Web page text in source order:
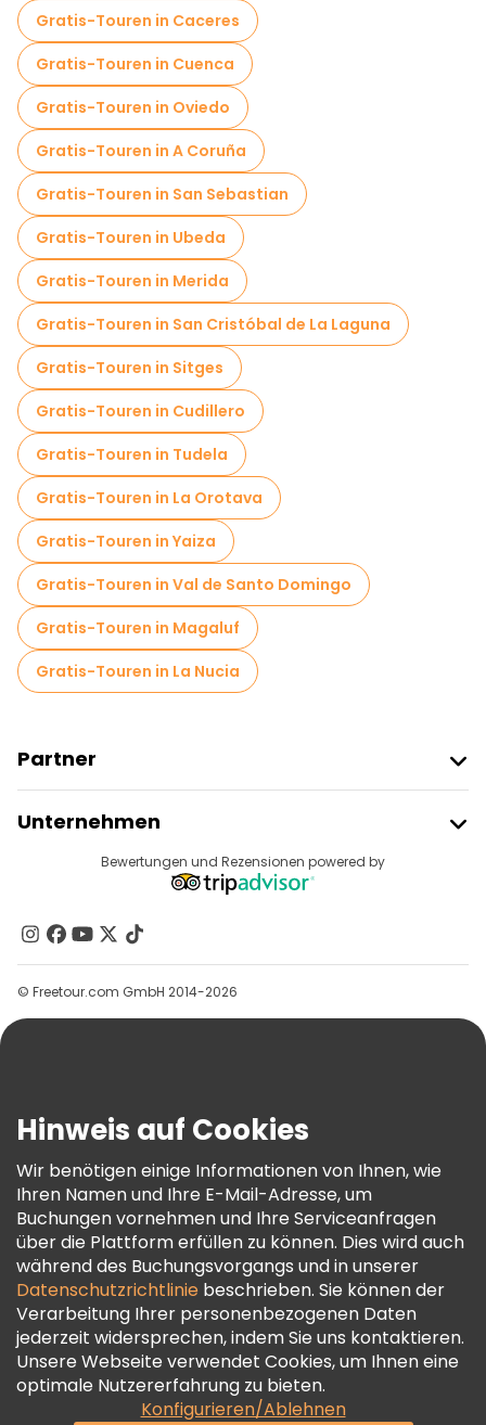
Gratis-Touren in Caceres
Gratis-Touren in Cuenca
Gratis-Touren in Oviedo
Gratis-Touren in A Coruña
Gratis-Touren in San Sebastian
Gratis-Touren in Ubeda
Gratis-Touren in Merida
Gratis-Touren in San Cristóbal de La Laguna
Gratis-Touren in Sitges
Gratis-Touren in Cudillero
Gratis-Touren in Tudela
Gratis-Touren in La Orotava
Gratis-Touren in Yaiza
Gratis-Touren in Val de Santo Domingo
Gratis-Touren in Magaluf
Gratis-Touren in La Nucia
Partner
Anbieter-Anmeldung
Affiliate-Programm
Unternehmen
Reiseziele
Kontakt
Gruppen
Hilfe
AGB Und Rechtliches
Cookie-Richtlinie
Freetour Auszeichnungen
Treueprogramm
Bewertungen und Rezensionen powered by
© Freetour.com GmbH 2014-2026
Hinweis auf Cookies
Wir benötigen einige Informationen von Ihnen, wie
Ihren Namen und Ihre E-Mail-Adresse, um
Buchungen vornehmen und Ihre Serviceanfragen
über die Plattform erfüllen zu können. Dies wird auch
während des Buchungsvorgangs und in unserer
Datenschutzrichtlinie beschrieben. Sie können der
Verarbeitung Ihrer personenbezogenen Daten
jederzeit widersprechen, indem Sie uns kontaktieren.
Unsere Webseite verwendet Cookies, um Ihnen eine
optimale Nutzererfahrung zu bieten.
Konfigurieren/Ablehnen